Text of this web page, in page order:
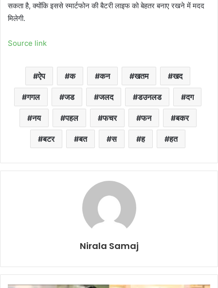
सकता है, क्योंकि इससे स्मार्टफोन की बैटरी लाइफ को बेहतर बनाए रखने में मदद
मिलेगी.
Source link
ऐप क कन खतम खद
गगल जड जलद डउनलड दग
नय पहल फचर फन बकर
बटर बत स ह हत
Nirala Samaj